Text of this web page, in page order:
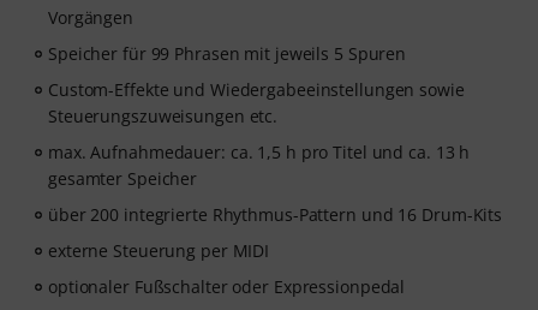
Vorgängen
Speicher für 99 Phrasen mit jeweils 5 Spuren
Custom-Effekte und Wiedergabeeinstellungen sowie
Steuerungszuweisungen etc.
max. Aufnahmedauer: ca. 1,5 h pro Titel und ca. 13 h
gesamter Speicher
über 200 integrierte Rhythmus-Pattern und 16 Drum-Kits
externe Steuerung per MIDI
optionaler Fußschalter oder Expressionpedal